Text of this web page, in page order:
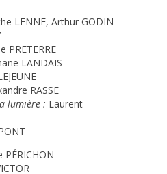
LENNE, Arthur GODIN
PRETERRE
LANDAIS
RASSE
lumière : Laurent
PÉRICHON